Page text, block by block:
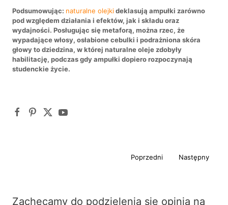
Podsumowując: naturalne olejkideklasują ampułki zarówno
pod względem działania i efektów, jak i składu oraz
wydajności. Posługując się metaforą, można rzec, że
wypadające włosy, osłabione cebulki i podrażniona skóra
głowy to dziedzina, w której naturalne oleje zdobyły
habilitację, podczas gdy ampułki dopiero rozpoczynają
studenckie życie.
Poprzedni Następny
Zachęcamy do podzielenia się opinią na